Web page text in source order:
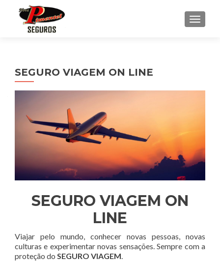
SEGURO VIAGEM ON LINE
SEGURO VIAGEM ON
LINE
Viajar pelo mundo, conhecer novas pessoas, novas
culturas e experimentar novas sensações. Sempre com a
proteção do SEGURO VIAGEM